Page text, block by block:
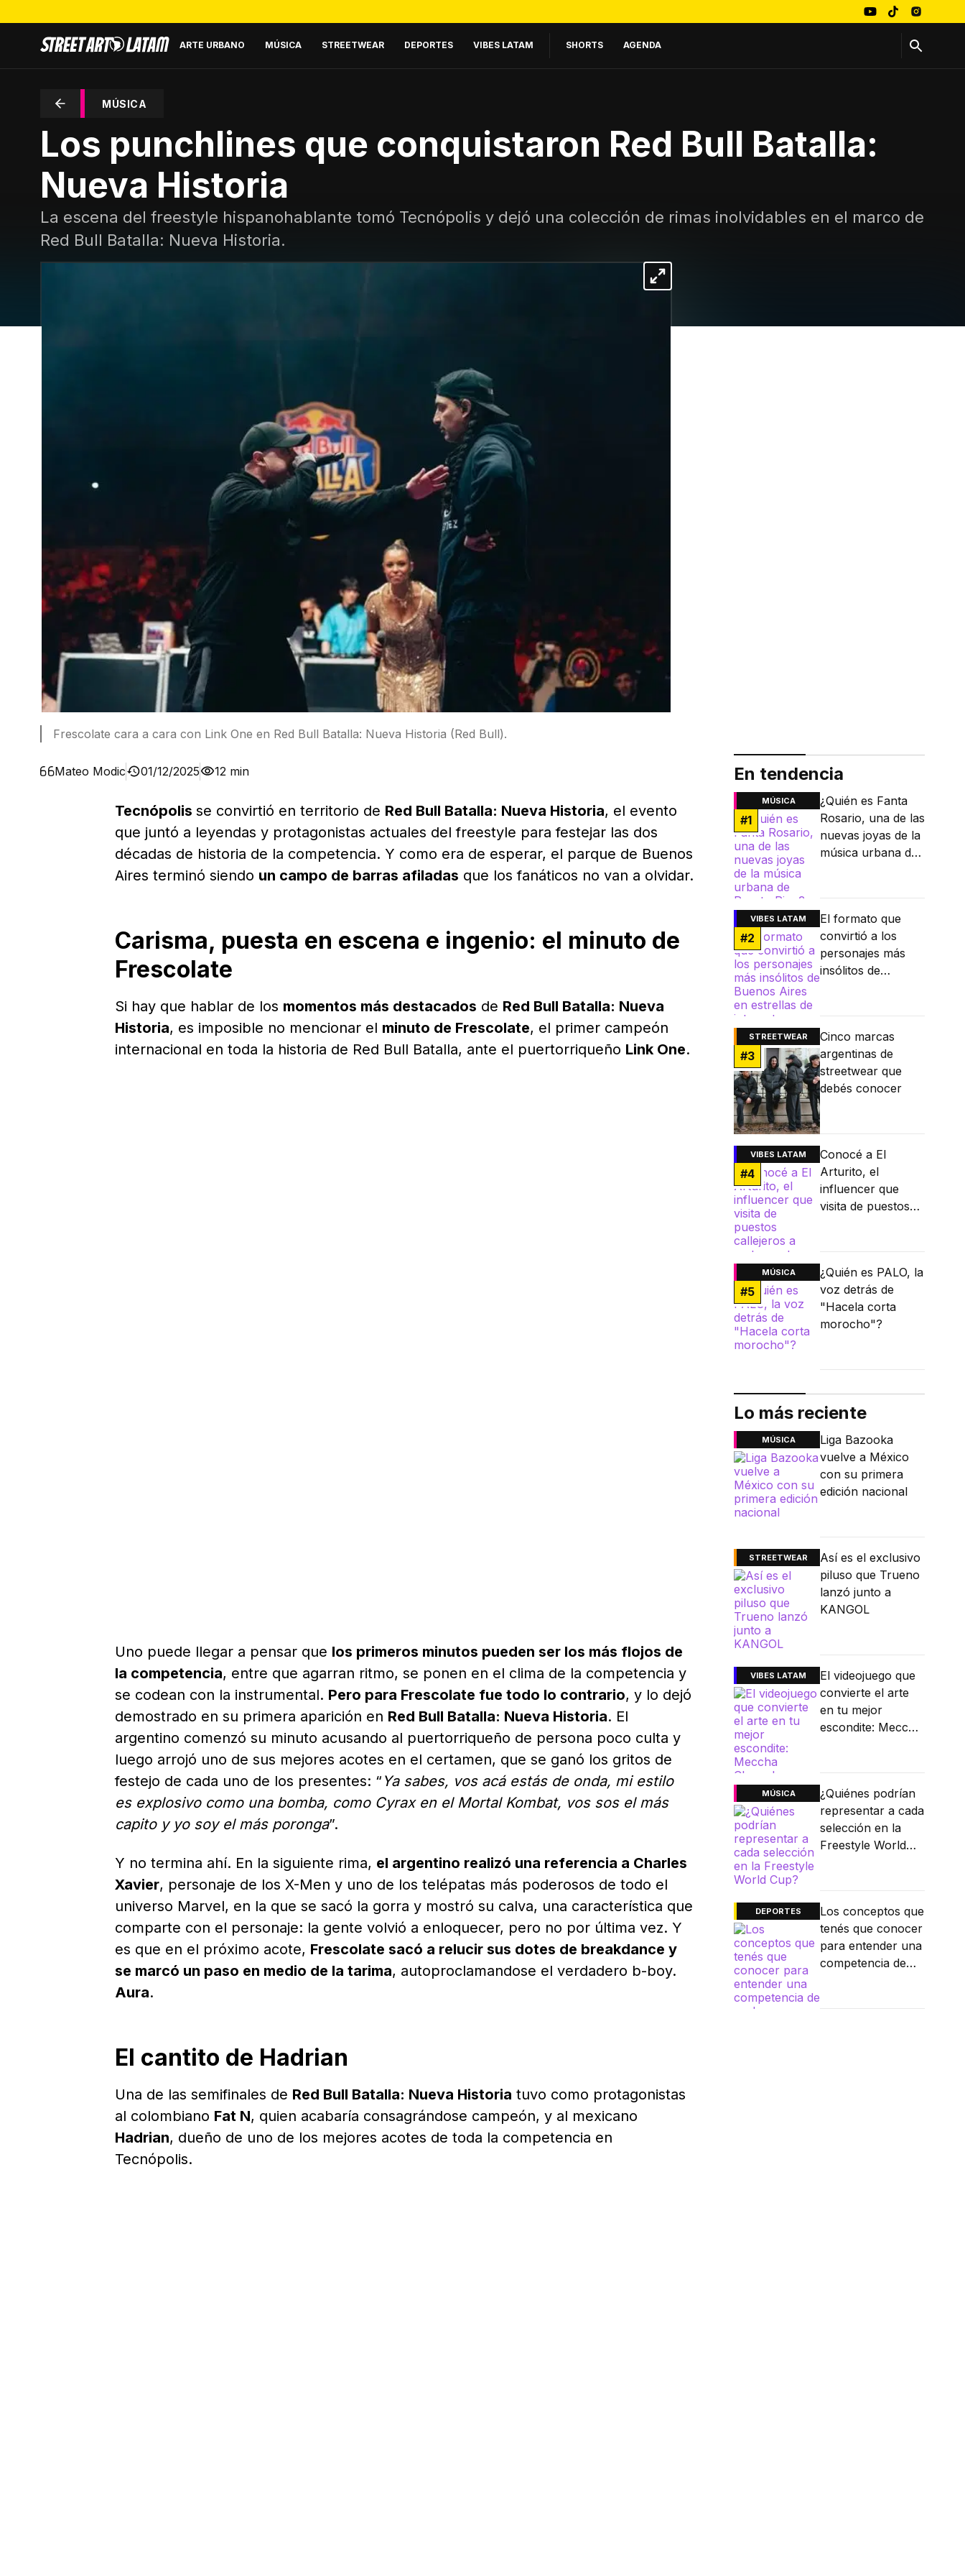
ARTE URBANO MÚSICA STREETWEAR DEPORTES VIBES LATAM SHORTS AGENDA
MÚSICA
Los punchlines que conquistaron Red Bull Batalla:
Nueva Historia
La escena del freestyle hispanohablante tomó Tecnópolis y dejó una colección de rimas inolvidables en el marco de
Red Bull Batalla: Nueva Historia.
Frescolate cara a cara con Link One en Red Bull Batalla: Nueva Historia (Red Bull).
Mateo Modic 01/12/2025 12 min
Tecnópolis se convirtió en territorio de Red Bull Batalla: Nueva Historia, el evento
que juntó a leyendas y protagonistas actuales del freestyle para festejar las dos
décadas de historia de la competencia. Y como era de esperar, el parque de Buenos
Aires terminó siendo un campo de barras afiladas que los fanáticos no van a olvidar.
Carisma, puesta en escena e ingenio: el minuto de
Frescolate
Si hay que hablar de los momentos más destacados de Red Bull Batalla: Nueva
Historia, es imposible no mencionar el minuto de Frescolate, el primer campeón
internacional en toda la historia de Red Bull Batalla, ante el puertorriqueño Link One.
Uno puede llegar a pensar que los primeros minutos pueden ser los más flojos de
la competencia, entre que agarran ritmo, se ponen en el clima de la competencia y
se codean con la instrumental. Pero para Frescolate fue todo lo contrario, y lo dejó
demostrado en su primera aparición en Red Bull Batalla: Nueva Historia. El
argentino comenzó su minuto acusando al puertorriqueño de persona poco culta y
luego arrojó uno de sus mejores acotes en el certamen, que se ganó los gritos de
festejo de cada uno de los presentes: “ Ya sabes, vos acá estás de onda, mi estilo
es explosivo como una bomba, como Cyrax en el Mortal Kombat, vos sos el más
capito y yo soy el más poronga”.
Y no termina ahí. En la siguiente rima, el argentino realizó una referencia a Charles
Xavier, personaje de los X-Men y uno de los telépatas más poderosos de todo el
universo Marvel, en la que se sacó la gorra y mostró su calva, una característica que
comparte con el personaje: la gente volvió a enloquecer, pero no por última vez. Y
es que en el próximo acote, Frescolate sacó a relucir sus dotes de breakdance y
se marcó un paso en medio de la tarima, autoproclamandose el verdadero b-boy.
Aura.
El cantito de Hadrian
Una de las semifinales de Red Bull Batalla: Nueva Historia tuvo como protagonistas
al colombiano Fat N, quien acabaría consagrándose campeón, y al mexicano
Hadrian, dueño de uno de los mejores acotes de toda la competencia en
Tecnópolis.
En tendencia
MÚSICA
#1
¿Quién es Fanta
Rosario, una de las
nuevas joyas de la
música urbana de
VIBES LATAM
#2
El formato que
convirtió a los
personajes más
insólitos de
STREETWEAR
#3
Cinco marcas
argentinas de
streetwear que
debés conocer
VIBES LATAM
#4
Conocé a El
Arturito, el
influencer que
visita de puestos
MÚSICA
#5
¿Quién es PALO, la
voz detrás de
"Hacela corta
morocho"?
Lo más reciente
MÚSICA
Liga Bazooka
vuelve a México
con su primera
edición nacional
STREETWEAR
Así es el exclusivo
piluso que Trueno
lanzó junto a
KANGOL
VIBES LATAM
El videojuego que
convierte el arte
en tu mejor
escondite: Meccha
MÚSICA
¿Quiénes podrían
representar a cada
selección en la
Freestyle World
DEPORTES
Los conceptos que
tenés que conocer
para entender una
competencia de